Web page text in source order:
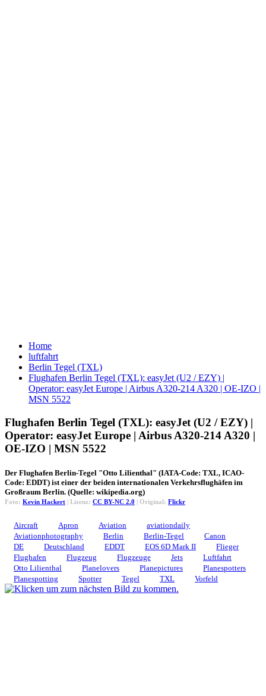
Home
luftfahrt
Berlin Tegel (TXL)
Flughafen Berlin Tegel (TXL): easyJet (U2 / EZY) |
Operator: easyJet Europe | Airbus A320-214 A320 | OE-IZO |
MSN 5522
Flughafen Berlin Tegel (TXL): easyJet (U2 / EZY) |
Operator: easyJet Europe | Airbus A320-214 A320 |
OE-IZO | MSN 5522
Der Flughafen Berlin-Tegel "Otto Lilienthal" (IATA-Code: TXL, ICAO-
Code: EDDT) ist einer der beiden internationalen Verkehrsflughäfen im
Großraum Berlin. (Quelle: wikipedia.org)
Foto: Kevin Hackert | Lizenz: CC BY-NC 2.0 | Original: Flickr
Aircraft Apron Aviation
aviationdaily
Aviationphotography
Berlin Berlin-Tegel
Canon
DE
Deutschland EDDT EOS 6D Mark II
Flieger
Flughafen
Flugzeug Flugzeuge Jets
Luftfahrt
Otto Lilienthal
Planelovers Planepictures
Planespotters
Planespotting
Spotter Tegel TXL Vorfeld